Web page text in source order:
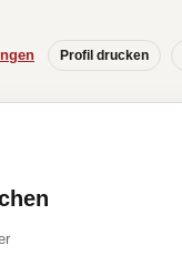
Profil drucken